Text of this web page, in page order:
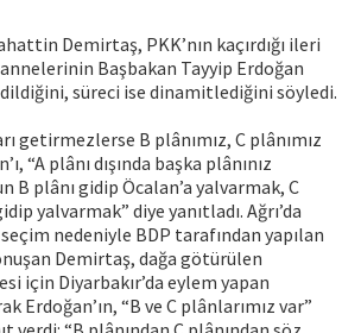
Demirtaş, PKK’nın kaçırdığı ileri
Başbakan Tayyip Erdoğan
süreci ise dinamitlediğini söyledi.
getirmezlerse B plânımız, C plânımız
“A plânı dışında başka plânınız
B plânı gidip Öcalan’a yalvarmak, C
yalvarmak” diye yanıtladı. Ağrı’da
nedeniyle BDP tarafından yapılan
Demirtaş, dağa götürülen
için Diyarbakır’da eylem yapan
Erdoğan’ın, “B ve C plânlarımız var”